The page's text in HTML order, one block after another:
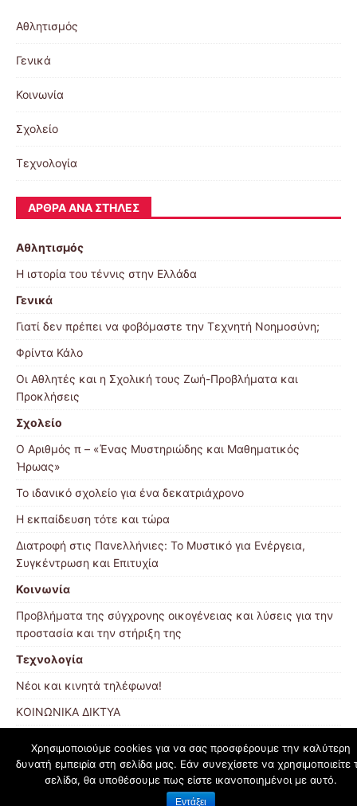
Αθλητισμός
Γενικά
Κοινωνία
Σχολείο
Τεχνολογία
ΆΡΘΡΑ ΑΝΆ ΣΤΉΛΕΣ
Αθλητισμός
Η ιστορία του τέννις στην Ελλάδα
Γενικά
Γιατί δεν πρέπει να φοβόμαστε την Τεχνητή Νοημοσύνη;
Φρίντα Κάλο
Οι Αθλητές και η Σχολική τους Ζωή-Προβλήματα και
Προκλήσεις
Σχολείο
Ο Αριθμός π – «Ένας Μυστηριώδης και Μαθηματικός
Ήρωας»
Το ιδανικό σχολείο για ένα δεκατριάχρονο
Η εκπαίδευση τότε και τώρα
Διατροφή στις Πανελλήνιες: Το Μυστικό για Ενέργεια,
Συγκέντρωση και Επιτυχία
Κοινωνία
Προβλήματα της σύγχρονης οικογένειας και λύσεις για την
προστασία και την στήριξη της
Τεχνολογία
Νέοι και κινητά τηλέφωνα!
ΚΟΙΝΩΝΙΚΑ ΔΙΚΤΥΑ
schoolpress.sch.gr
Χρησιμοποιούμε cookies για να σας προσφέρουμε την καλύτερη
δυνατή εμπειρία στη σελίδα μας. Εάν συνεχίσετε να χρησιμοποιείτε
σελίδα, θα υποθέσουμε πως είστε ικανοποιημένοι με αυτό.
Εντάξει